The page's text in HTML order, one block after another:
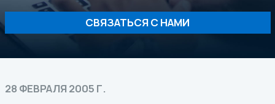
СВЯЗАТЬСЯ С НАМИ
28 ФЕВРАЛЯ 2005 Г.